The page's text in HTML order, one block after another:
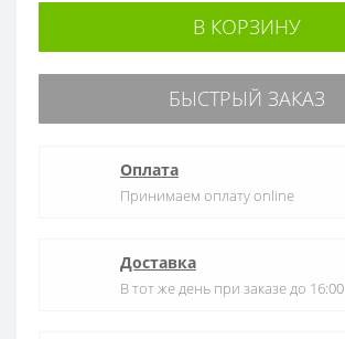
В КОРЗИНУ
БЫСТРЫЙ ЗАКАЗ
Оплата
Принимаем оплату online
Доставка
В тот же день при заказе до 16:00